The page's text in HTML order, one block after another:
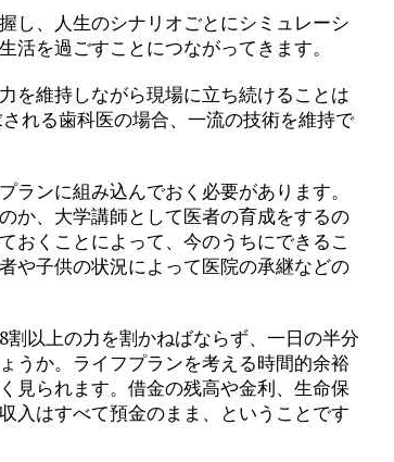
し、人生のシナリオごとにシミュレーシ
活を過ごすことにつながってきます。
を維持しながら現場に立ち続けることは
れる歯科医の場合、一流の技術を維持で
ンに組み込んでおく必要があります。
か、大学講師として医者の育成をするの
おくことによって、今のうちにできるこ
や子供の状況によって医院の承継などの
以上の力を割かねばならず、一日の半分
うか。ライフプランを考える時間的余裕
見られます。借金の残高や金利、生命保
入はすべて預金のまま、ということです